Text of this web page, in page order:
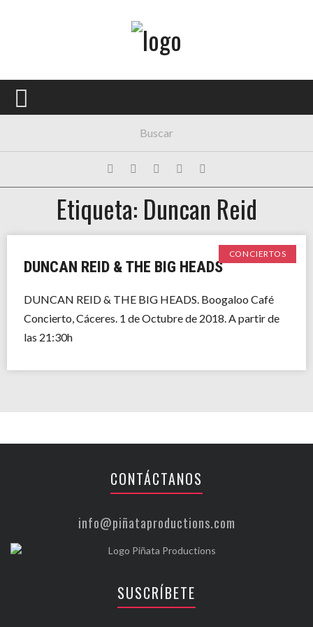
PORTADA
FESTIVALES
EXPOSICIONES
HISTORIAS
Etiqueta: Duncan Reid
CONCIERTOS
DUNCAN REID & THE BIG HEADS
DUNCAN REID & THE BIG HEADS. Boogaloo Café
Concierto, Cáceres. 1 de Octubre de 2018. A partir de
las 21:30h
CONTÁCTANOS
info@piñataproductions.com
SUSCRÍBETE